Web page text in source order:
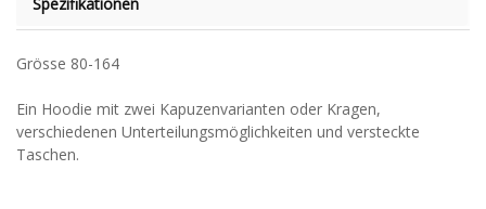
Grösse 80-164
Ein Hoodie mit zwei Kapuzenvarianten oder Kragen,
verschiedenen Unterteilungsmöglichkeiten und versteckte
Taschen.